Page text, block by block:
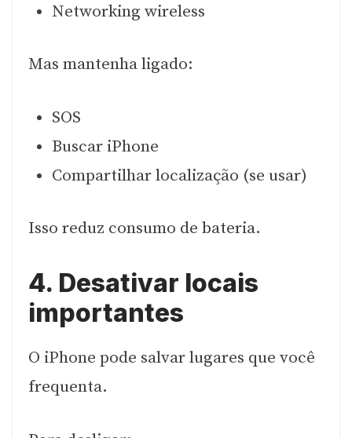
Networking wireless
Mas mantenha ligado:
SOS
Buscar iPhone
Compartilhar localização (se usar)
Isso reduz consumo de bateria.
4. Desativar locais
importantes
O iPhone pode salvar lugares que você
frequenta.